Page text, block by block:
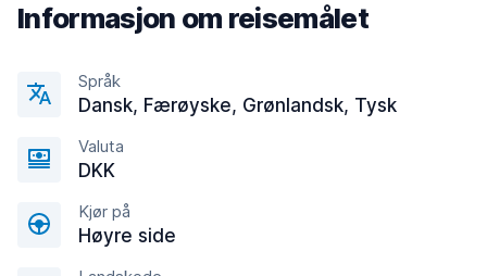
Informasjon om reisemålet
Språk
Dansk, Færøyske, Grønlandsk, Tysk
Valuta
DKK
Kjør på
Høyre side